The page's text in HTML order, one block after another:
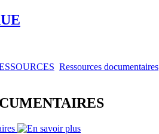
Ressources documentaires